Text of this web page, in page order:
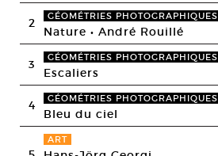
2 GÉOMÉTRIES PHOTOGRAPHIQUES
Nature • André Rouillé
3 GÉOMÉTRIES PHOTOGRAPHIQUES
Escaliers
4 GÉOMÉTRIES PHOTOGRAPHIQUES
Bleu du ciel
ART